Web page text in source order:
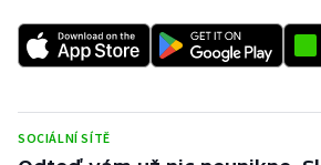
Rychlobruslení
Short track
SOCIÁLNÍ SÍTĚ